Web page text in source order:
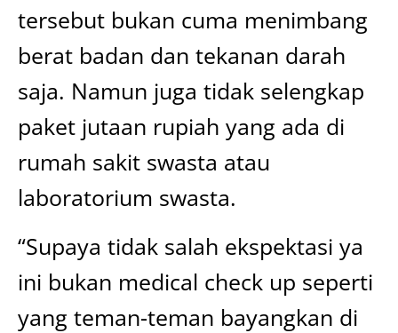
tersebut bukan cuma menimbang
berat badan dan tekanan darah
saja. Namun juga tidak selengkap
paket jutaan rupiah yang ada di
rumah sakit swasta atau
laboratorium swasta.
“Supaya tidak salah ekspektasi ya
ini bukan medical check up seperti
yang teman-teman bayangkan di